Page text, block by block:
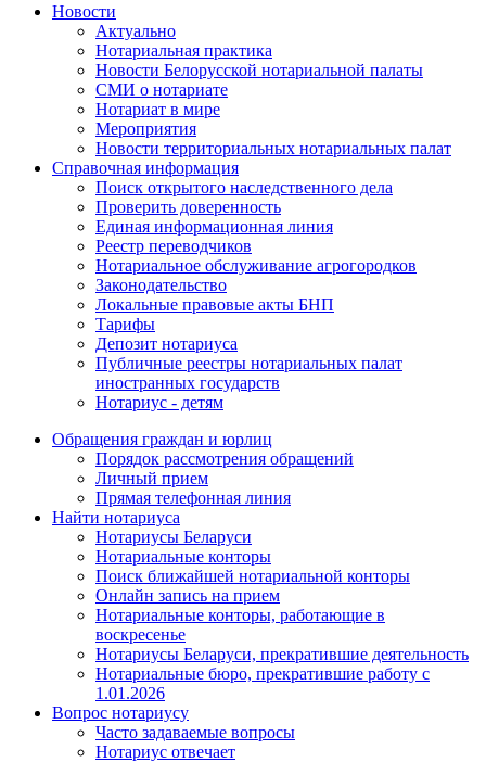
Новости
Актуально
Нотариальная практика
Новости Белорусской нотариальной палаты
СМИ о нотариате
Нотариат в мире
Мероприятия
Новости территориальных нотариальных палат
Справочная информация
Поиск открытого наследственного дела
Проверить доверенность
Единая информационная линия
Реестр переводчиков
Нотариальное обслуживание агрогородков
Законодательство
Локальные правовые акты БНП
Тарифы
Депозит нотариуса
Публичные реестры нотариальных палат
иностранных государств
Нотариус - детям
Обращения граждан и юрлиц
Порядок рассмотрения обращений
Личный прием
Прямая телефонная линия
Найти нотариуса
Нотариусы Беларуси
Нотариальные конторы
Поиск ближайшей нотариальной конторы
Онлайн запись на прием
Нотариальные конторы, работающие в
воскресенье
Нотариусы Беларуси, прекратившие деятельность
Нотариальные бюро, прекратившие работу с
1.01.2026
Вопрос нотариусу
Часто задаваемые вопросы
Нотариус отвечает